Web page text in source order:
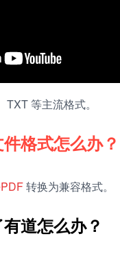
等主流格式。
格式怎么办？
转换为兼容格式。
道怎么办？